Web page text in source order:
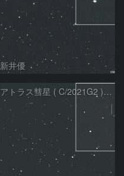
新井優
アトラス彗星 ( C/2021G2 )：2026/07/09